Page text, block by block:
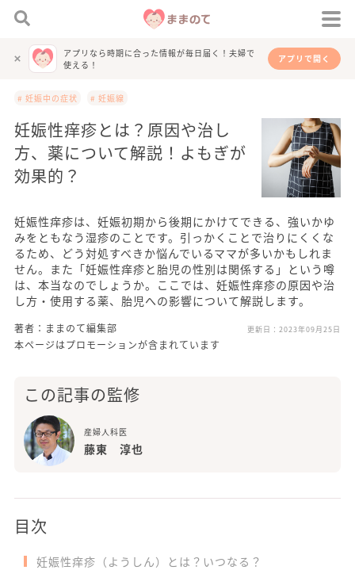
アプリなら時期に合った情報が毎日届く！夫婦で
使える！
アプリで開く
# 妊娠中の症状 # 妊娠線
妊娠性痒疹とは？原因や治し
方、薬について解説！よもぎが
効果的？
妊娠性痒疹は、妊娠初期から後期にかけてできる、強いかゆ
みをともなう湿疹のことです。引っかくことで治りにくくな
るため、どう対処すべきか悩んでいるママが多いかもしれま
せん。また「妊娠性痒疹と胎児の性別は関係する」という噂
は、本当なのでしょうか。ここでは、妊娠性痒疹の原因や治
し方・使用する薬、胎児への影響について解説します。
著者：ままのて編集部 更新日： 2023年09月25日
本ページはプロモーションが含まれています
この記事の監修
産婦人科医
藤東 淳也
目次
妊娠性痒疹（ようしん）とは？いつなる？